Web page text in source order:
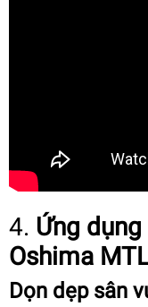
4. Ứng
Oshima
Dọn dẹp sân